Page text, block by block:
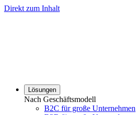
Direkt zum Inhalt
Lösungen
Nach Geschäftsmodell
B2C für große Unternehmen